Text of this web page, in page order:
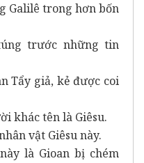
Galilê trong hơn bốn
trước những tin
Tẩy giả, kẻ được coi
khác tên là Giêsu.
vật Giêsu này.
là Gioan bị chém